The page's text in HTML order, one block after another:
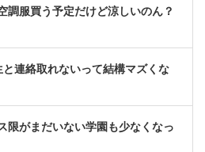
調服買う予定だけど涼しいのん？
と連絡取れないって結構マズくな
限がまだいない学園も少なくなっ